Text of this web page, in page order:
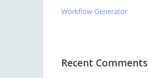
Workflow Generator
Recent Comments